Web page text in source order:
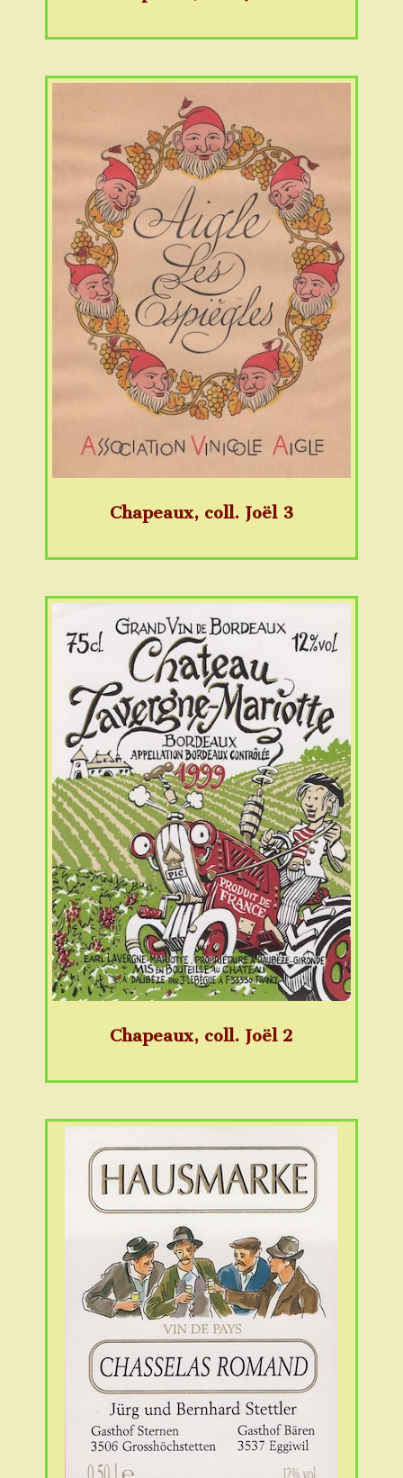
Chapeaux, coll. Joël 3
Chapeaux, coll. Joël 2